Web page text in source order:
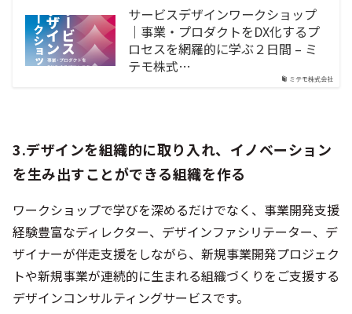
ミテモ株式会社
サービスデザインワークショップ
｜事業・プロダクトをDX化するプ
ロセスを網羅的に学ぶ２日間 – ミ
テモ株式…
3.デザインを組織的に取り入れ、イノベーション
を生み出すことができる組織を作る
ワークショップで学びを深めるだけでなく、事業開発支援
経験豊富なディレクター、デザインファシリテーター、デ
ザイナーが伴走支援をしながら、新規事業開発プロジェク
トや新規事業が連続的に生まれる組織づくりをご支援する
デザインコンサルティングサービスです。